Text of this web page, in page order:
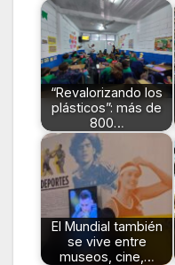
“Revalorizando los
plásticos”: más de
800…
El Mundial también
se vive entre
museos, cine,…